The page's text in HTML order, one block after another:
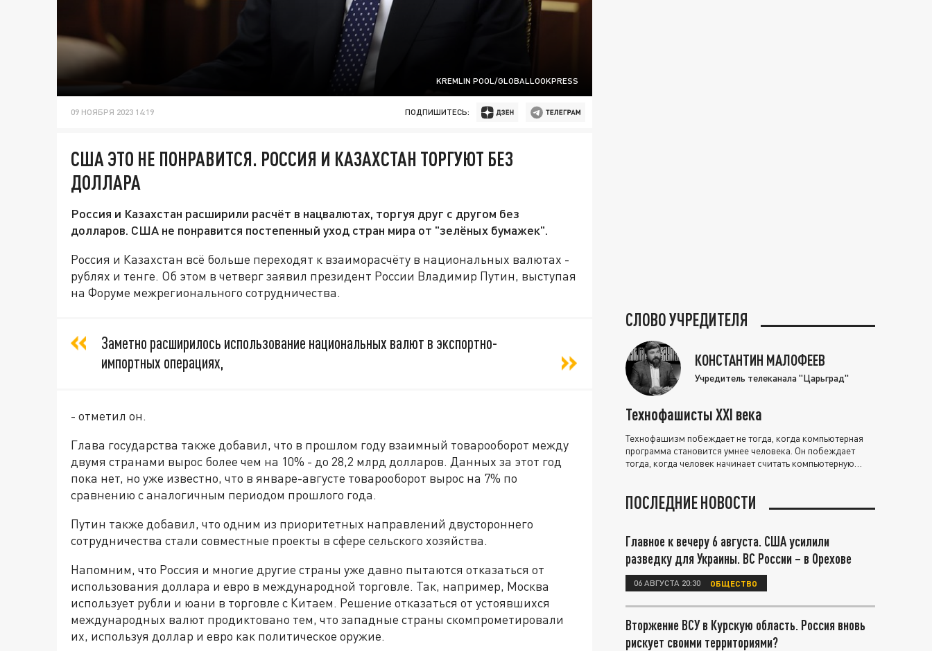
KREMLIN POOL/GLOBALLOOKPRESS
09 НОЯБРЯ 2023 14:19 ПОДПИШИТЕСЬ:
США ЭТО НЕ ПОНРАВИТСЯ. РОССИЯ И КАЗАХСТАН ТОРГУЮТ БЕЗ
ДОЛЛАРА
Россия и Казахстан расширили расчёт в нацвалютах, торгуя друг с другом без
долларов. США не понравится постепенный уход стран мира от "зелёных бумажек".
Россия и Казахстан всё больше переходят к взаиморасчёту в национальных валютах -
рублях и тенге. Об этом в четверг заявил президент России Владимир Путин, выступая
на Форуме межрегионального сотрудничества.
Заметно расширилось использование национальных валют в экспортно-
импортных операциях,
- отметил он.
Глава государства также добавил, что в прошлом году взаимный товарооборот между
двумя странами вырос более чем на 10% - до 28,2 млрд долларов. Данных за этот год
пока нет, но уже известно, что в январе-августе товарооборот вырос на 7% по
сравнению с аналогичным периодом прошлого года.
Путин также добавил, что одним из приоритетных направлений двустороннего
сотрудничества стали совместные проекты в сфере сельского хозяйства.
Напомним, что Россия и многие другие страны уже давно пытаются отказаться от
использования доллара и евро в международной торговле. Так, например, Москва
использует рубли и юани в торговле с Китаем. Решение отказаться от устоявшихся
международных валют продиктовано тем, что западные страны скомпрометировали
их, используя доллар и евро как политическое оружие.
СЛОВО УЧРЕДИТЕЛЯ
КОНСТАНТИН МАЛОФЕЕВ
Учредитель телеканала "Царьград"
Технофашисты XXI века
Технофашизм побеждает не тогда, когда компьютерная
программа становится умнее человека. Он побеждает
тогда, когда человек начинает считать компьютерную
ПОСЛЕДНИЕ НОВОСТИ
Главное к вечеру 6 августа. США усилили
разведку для Украины. ВС России – в Орехове
06 АВГУСТА 20:30 ОБЩЕСТВО
Вторжение ВСУ в Курскую область. Россия вновь
рискует своими территориями?